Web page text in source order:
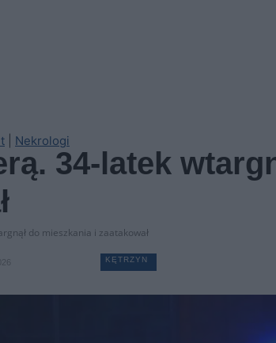
Nekrologi
34-latek
do mieszkania i zaatakował
KĘTRZYN